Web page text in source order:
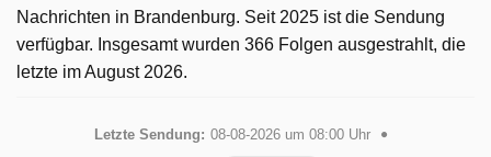
Nachrichten in Brandenburg. Seit 2025 ist die Sendung
verfügbar. Insgesamt wurden 366 Folgen ausgestrahlt, die
letzte im August 2026.
Letzte Sendung: 08-08-2026 um 08:00 Uhr